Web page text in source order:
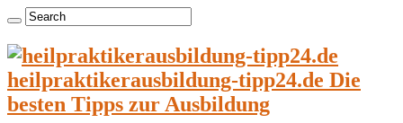
heilpraktikerausbildung-tipp24.de Die
besten Tipps zur Ausbildung